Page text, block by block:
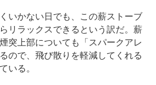
いかない日でも、この薪ストーブ
リラックスできるという訳だ。薪
突上部についても「スパークアレ
ので、飛び散りを軽減してくれる
いる。